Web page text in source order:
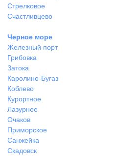
Стрелковое
Счастливцево
Черное море
Железный порт
Грибовка
Затока
Каролино-Бугаз
Коблево
Курортное
Лазурное
Очаков
Приморское
Санжейка
Скадовск